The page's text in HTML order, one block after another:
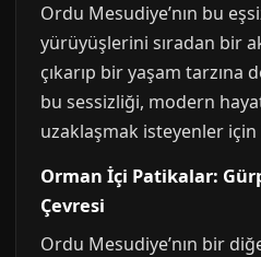
Ordu Mesudiye’nın bu
yürüyüşlerini sıradan bir
çıkarıp bir yaşam tarzına
bu sessizliği, modern
uzaklaşmak isteyenler
Orman İçi Patikalar:
Çevresi
Ordu Mesudiye’nın bir